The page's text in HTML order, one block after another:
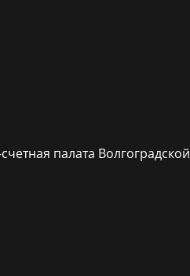
палата Волгоградской